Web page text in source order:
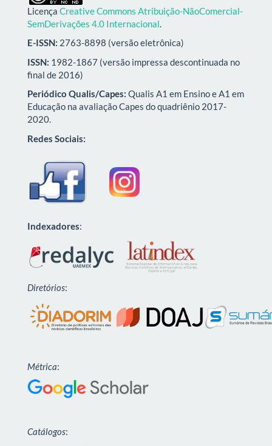
Licença Creative Commons Atribuição-NãoComercial-
SemDerivações 4.0 Internacional
E-ISSN: 2763-8898 (versão eletrônica)
ISSN: 1982-1867 (versão impressa descontinuada no
final de 2016)
Periódico Qualis/Capes: Qualis A1 em Ensino e A1 em
Educação na avaliação Capes do quadriênio 2017-
2020.
Redes Sociais:
Indexadores:
Diretórios:
Métrica:
Catálogos: